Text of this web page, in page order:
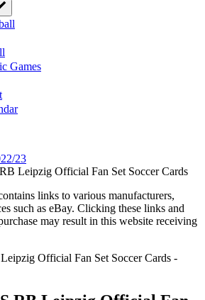
Games
23
Leipzig Official Fan Set Soccer Cards
links to various manufacturers,
such as eBay. Clicking these links and
may result in this website receiving